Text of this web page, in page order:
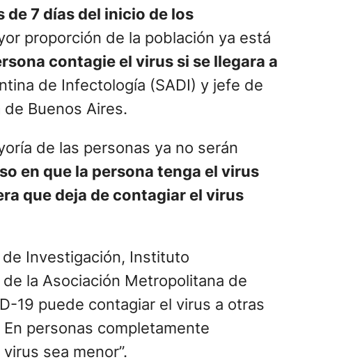
de 7 días del inicio de los
proporción de la población ya está
contagie el virus si se llegara a
de Infectología (SADI) y jefe de
Buenos Aires.
de las personas ya no serán
en que la persona tenga el virus
que deja de contagiar el virus
Investigación, Instituto
la Asociación Metropolitana de
19 puede contagiar el virus a otras
personas completamente
sea menor”.